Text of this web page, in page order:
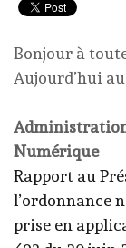
Bonjour à
Aujourd’hui au
Numérique
Rapport au
l’ordonnance
prise en